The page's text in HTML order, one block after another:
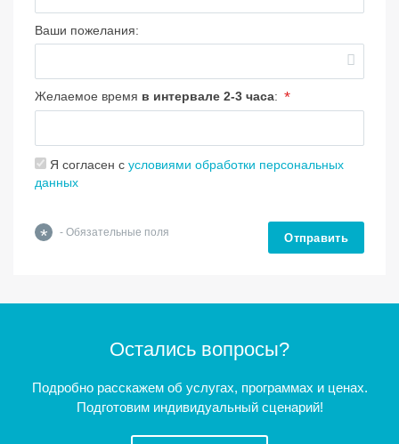
Ваши пожелания:
Желаемое время в интервале 2-3 часа: *
Я согласен с условиями обработки персональных
данных
* - Обязательные поля Отправить
Остались вопросы?
Подробно расскажем об услугах, программах и ценах.
Подготовим индивидуальный сценарий!